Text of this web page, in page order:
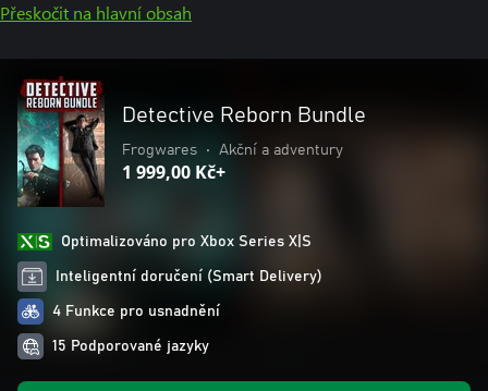
Přeskočit na hlavní obsah
Detective Reborn Bundle
Frogwares • Akční a adventury
1 999,00 Kč+
Optimalizováno pro Xbox Series X|S
Inteligentní doručení (Smart Delivery)
4 Funkce pro usnadnění
15 Podporované jazyky